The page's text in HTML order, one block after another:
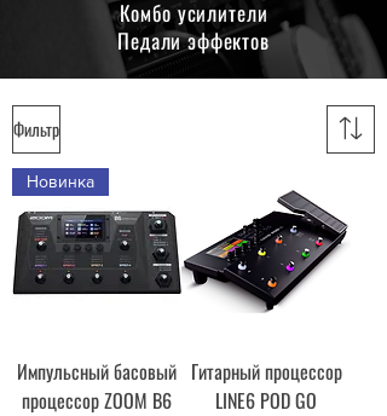
Комбо усилители
Педали эффектов
Фильтр
Новинка
Импульсный басовый
процессор ZOOM B6
Гитарный процессор
LINE6 POD GO